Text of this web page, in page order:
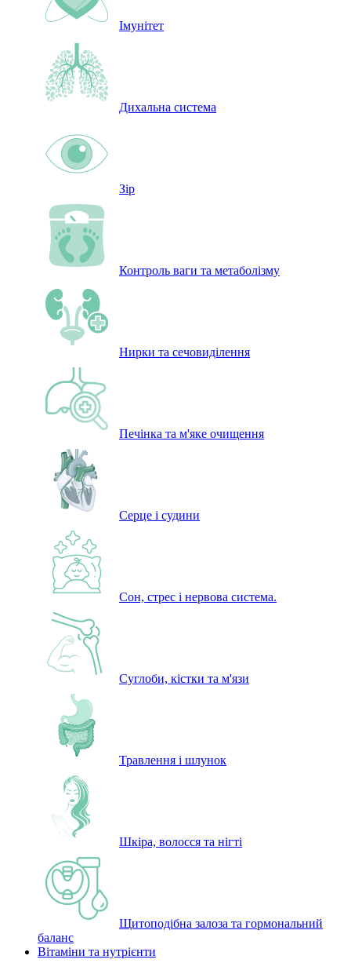
Імунітет
Дихальна система
Зір
Контроль ваги та метаболізму
Нирки та сечовиділення
Печінка та м'яке очищення
Серце і судини
Сон, стрес і нервова система.
Суглоби, кістки та м'язи
Травлення і шлунок
Шкіра, волосся та нігті
Щитоподібна залоза та гормональний
баланс
Вітаміни та нутрієнти